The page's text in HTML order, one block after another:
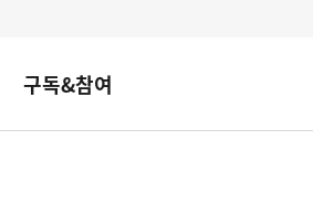
구독&참여